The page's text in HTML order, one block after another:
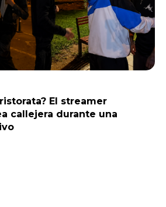
El streamer
callejera durante una